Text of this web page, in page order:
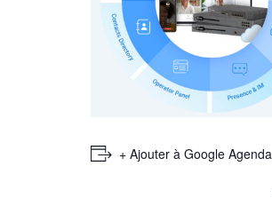
+ Ajouter à Google Agenda